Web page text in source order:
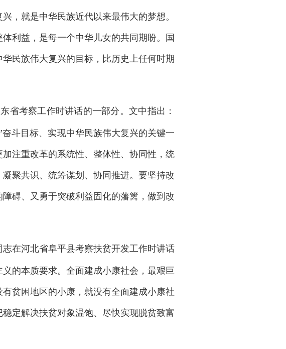
，就是中华民族近代以来最伟大的梦想。
利益，是每一个中华儿女的共同期盼。国
民族伟大复兴的目标，比历史上任何时期
省考察工作时讲话的一部分。文中指出：
斗目标、实现中华民族伟大复兴的关键一
注重改革的系统性、整体性、协同性，统
聚共识、统筹谋划、协同推进。要坚持改
碍、又勇于突破利益固化的藩篱，做到改
志在河北省阜平县考察扶贫开发工作时讲话
的本质要求。全面建成小康社会，最艰巨
贫困地区的小康，就没有全面建成小康社
定解决扶贫对象温饱、尽快实现脱贫致富